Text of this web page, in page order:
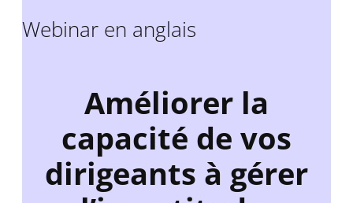
Webinar en anglais
Améliorer la
capacité de vos
dirigeants à gérer